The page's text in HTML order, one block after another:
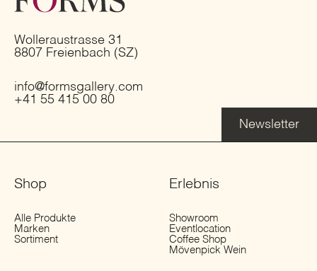
Wolleraustrasse 31
8807 Freienbach (SZ)
info@formsgallery.com
+41 55 415 00 80
Newsletter
Shop
Alle Produkte
Marken
Sortiment
Erlebnis
Showroom
Eventlocation
Coffee Shop
Mövenpick Wein